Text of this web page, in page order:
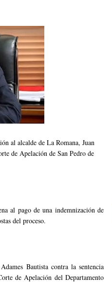
al alcalde de La Romana, Juan
de Apelación de San Pedro de
al pago de una indemnización de
del proceso.
Bautista contra la sentencia
de Apelación del Departamento